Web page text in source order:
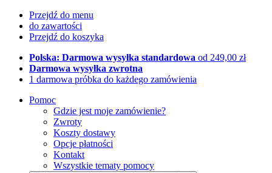
Przejdź do menu
do zawartości
Przejdź do koszyka
Polska: Darmowa wysyłka standardowa od 249,00 zł
Darmowa wysyłka zwrotna
1 darmowa próbka do każdego zamówienia
Pomoc
Gdzie jest moje zamówienie?
Zwroty
Koszty dostawy
Opcje płatności
Kontakt
Wszystkie tematy pomocy